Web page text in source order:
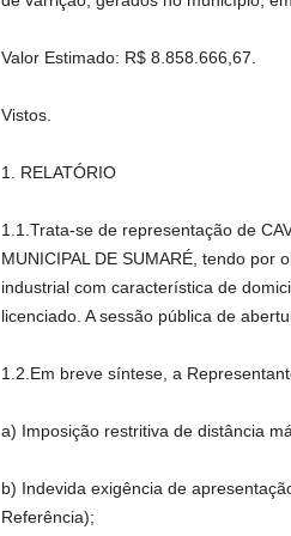
Valor Estimado: R$ 8.858.666,67.
Vistos.
1. RELATÓRIO
1.1.Trata-se de representação de
MUNICIPAL DE SUMARÉ, tendo
industrial com característica de
licenciado. A sessão pública de
1.2.Em breve síntese, a
a) Imposição restritiva de distância
b) Indevida exigência de
Referência);